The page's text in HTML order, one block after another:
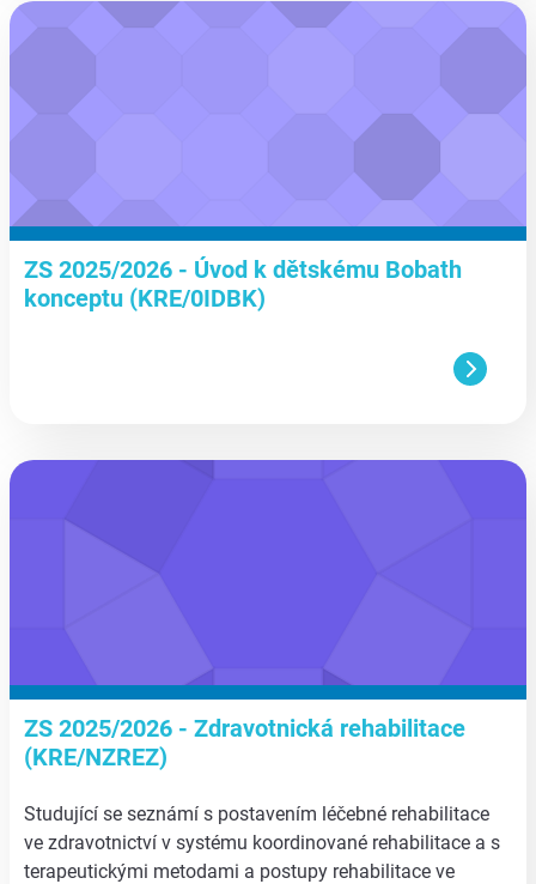
aa
ZS 2025/2026 - Úvod k dětskému Bobath
konceptu (KRE/0IDBK)
aa
ZS 2025/2026 - Zdravotnická rehabilitace
(KRE/NZREZ)
Studující se seznámí s postavením léčebné rehabilitace
ve zdravotnictví v systému koordinované rehabilitace a s
terapeutickými metodami a postupy rehabilitace ve